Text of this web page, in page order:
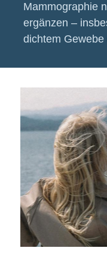
Mammographie
ergänzen –
dichtem